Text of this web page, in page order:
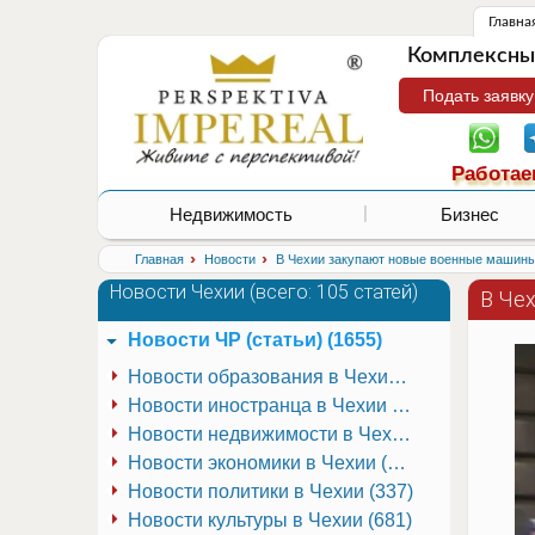
Подать
Недвижимость Бизнес
Главная › Новости › В Чехии закупают новые военные
В
Новости Чехии (всего: 105 статей)
Новости иностранца в Чехии (223)
Новости культуры в Чехии (681)
Новости недвижимости в Чехии (337)
Новости образования в Чехии (251)
Новости политики в Чехии (337)
Новости ЧР (статьи) (1655)
Новости экономики в Чехии (941)